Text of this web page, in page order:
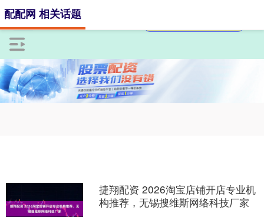
配配网 相关话题
捷翔配资 2026淘宝店铺开店专业机
构推荐，无锡搜维斯网络科技厂家